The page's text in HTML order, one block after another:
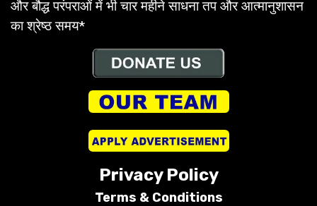
और बौद्ध परंपराओं में भी चार महीने साधना तप और आत्मानुशासन
का श्रेष्ठ समय*
Privacy Policy
Terms & Conditions